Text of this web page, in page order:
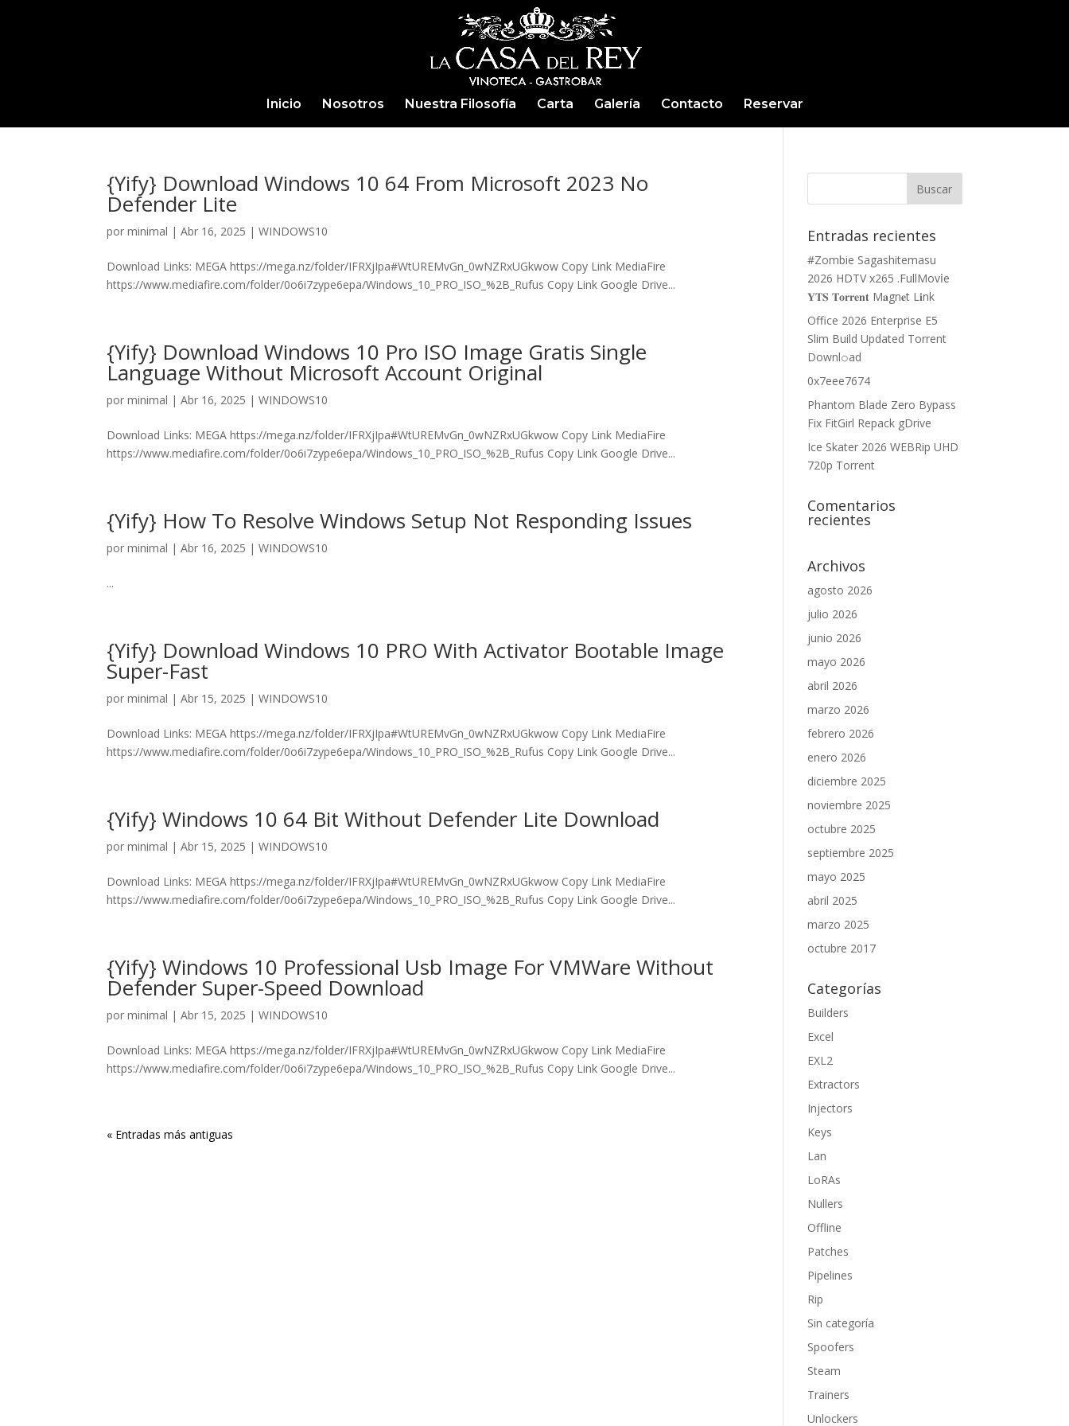
Inicio Nosotros Nuestra Filosofía Carta Galería Contacto Reservar
{Yify} Download Windows 10 64 From Microsoft 2023 No
Defender Lite
porminimal |Abr 16, 2025 |WINDOWS10
Download Links: MEGA https://mega.nz/folder/IFRXjIpa#WtUREMvGn_0wNZRxUGkwow Copy Link MediaFire
https://www.mediafire.com/folder/0o6i7zype6epa/Windows_10_PRO_ISO_%2B_Rufus Copy Link Google Drive...
{Yify} Download Windows 10 Pro ISO Image Gratis Single
Language Without Microsoft Account Original
porminimal |Abr 16, 2025 |WINDOWS10
Download Links: MEGA https://mega.nz/folder/IFRXjIpa#WtUREMvGn_0wNZRxUGkwow Copy Link MediaFire
https://www.mediafire.com/folder/0o6i7zype6epa/Windows_10_PRO_ISO_%2B_Rufus Copy Link Google Drive...
{Yify} How To Resolve Windows Setup Not Responding Issues
porminimal |Abr 16, 2025 |WINDOWS10
...
{Yify} Download Windows 10 PRO With Activator Bootable Image
Super-Fast
porminimal |Abr 15, 2025 |WINDOWS10
Download Links: MEGA https://mega.nz/folder/IFRXjIpa#WtUREMvGn_0wNZRxUGkwow Copy Link MediaFire
https://www.mediafire.com/folder/0o6i7zype6epa/Windows_10_PRO_ISO_%2B_Rufus Copy Link Google Drive...
{Yify} Windows 10 64 Bit Without Defender Lite Download
porminimal |Abr 15, 2025 |WINDOWS10
Download Links: MEGA https://mega.nz/folder/IFRXjIpa#WtUREMvGn_0wNZRxUGkwow Copy Link MediaFire
https://www.mediafire.com/folder/0o6i7zype6epa/Windows_10_PRO_ISO_%2B_Rufus Copy Link Google Drive...
{Yify} Windows 10 Professional Usb Image For VMWare Without
Defender Super-Speed Download
porminimal |Abr 15, 2025 |WINDOWS10
Download Links: MEGA https://mega.nz/folder/IFRXjIpa#WtUREMvGn_0wNZRxUGkwow Copy Link MediaFire
https://www.mediafire.com/folder/0o6i7zype6epa/Windows_10_PRO_ISO_%2B_Rufus Copy Link Google Drive...
« Entradas más antiguas
Entradas recientes
#Zombie Sagashitemasu
2026 HDTV x265 .FullMov𝗂e
𝐘𝐓𝐒 𝐓𝐨𝐫𝐫𝐞𝐧𝐭 M𝐚gn𝐞t L𝐢nk
Office 2026 Enterprise E5
Slim Build Updated Torrent
Downl𝚘аd
0x7eee7674
Phantom Blade Zero Bypass
Fix FitGirl Repack gDrive
Ice Skater 2026 WEBRip UHD
720p Torrent
Comentarios
recientes
Archivos
agosto 2026
julio 2026
junio 2026
mayo 2026
abril 2026
marzo 2026
febrero 2026
enero 2026
diciembre 2025
noviembre 2025
octubre 2025
septiembre 2025
mayo 2025
abril 2025
marzo 2025
octubre 2017
Categorías
Builders
Excel
EXL2
Extractors
Injectors
Keys
Lan
LoRAs
Nullers
Offline
Patches
Pipelines
Rip
Sin categoría
Spoofers
Steam
Trainers
Unlockers